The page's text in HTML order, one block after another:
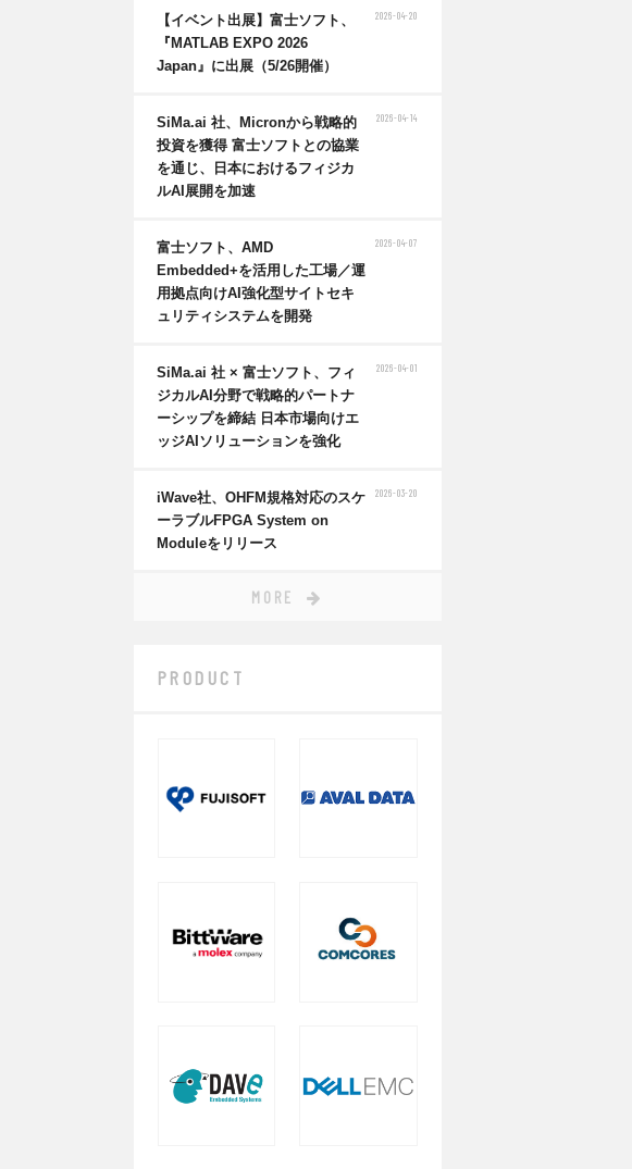
【イベント出展】富士ソフト、
『MATLAB EXPO 2026
Japan』に出展（5/26開催）
2026-04-20
SiMa.ai 社、Micronから戦略的
投資を獲得 富士ソフトとの協業
を通じ、日本におけるフィジカ
ルAI展開を加速
2026-04-14
富士ソフト、AMD
Embedded+を活用した工場／運
用拠点向けAI強化型サイトセキ
ュリティシステムを開発
2026-04-07
SiMa.ai 社 × 富士ソフト、フィ
ジカルAI分野で戦略的パートナ
ーシップを締結 日本市場向けエ
ッジAIソリューションを強化
2026-04-01
iWave社、OHFM規格対応のスケ
ーラブルFPGA System on
Moduleをリリース
2026-03-20
MORE
PRODUCT